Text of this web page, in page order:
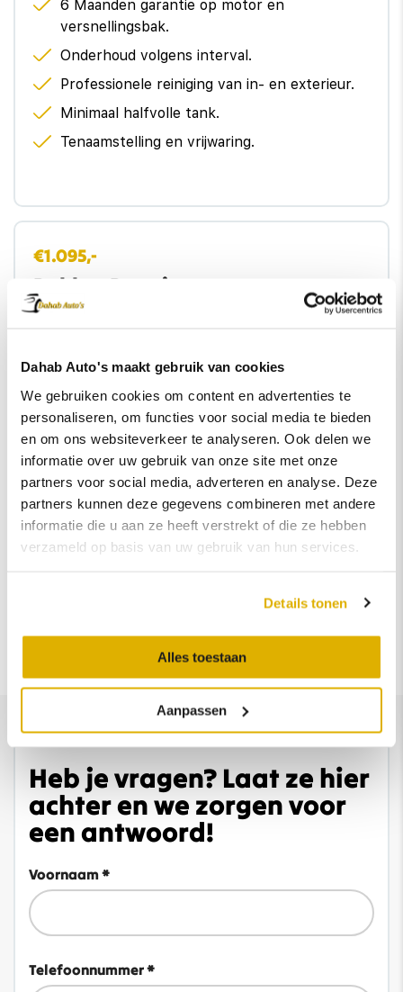
Dahab Auto's maakt gebruik van cookies
We gebruiken cookies om content en advertenties te
personaliseren, om functies voor social media te bieden
en om ons websiteverkeer te analyseren. Ook delen we
informatie over uw gebruik van onze site met onze
partners voor social media, adverteren en analyse. Deze
partners kunnen deze gegevens combineren met andere
informatie die u aan ze heeft verstrekt of die ze hebben
verzameld op basis van uw gebruik van hun services.
Details tonen
Alles toestaan
Aanpassen
6 Maanden garantie op motor en
versnellingsbak.
Onderhoud volgens interval.
Professionele reiniging van in- en exterieur.
Minimaal halfvolle tank.
Tenaamstelling en vrijwaring.
€1.095,-
Pakket Premium
bij garantie- werkzaamheden.
Onderhoud volgens interval.
Professionele reiniging van in- en exterieur.
Volle tank.
Pechhulp voor 1 jaar.
Tenaamstelling en vrijwaring.
Heb je vragen? Laat ze hier
achter en we zorgen voor
een antwoord!
Voornaam *
Telefoonnummer *